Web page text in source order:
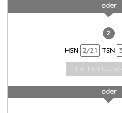
oder
2
HSN
TSN
FAHRZEUG
oder